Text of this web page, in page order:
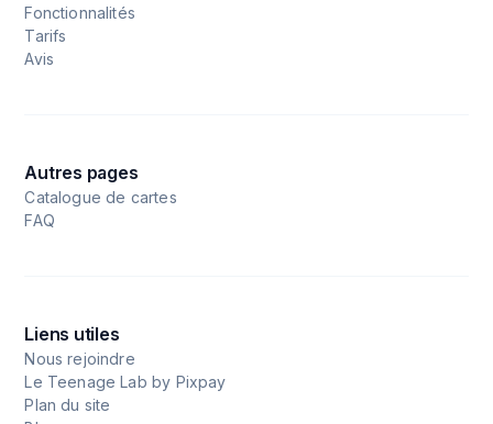
Fonctionnalités
Tarifs
Avis
Autres pages
Catalogue de cartes
FAQ
Liens utiles
Nous rejoindre
Le Teenage Lab by Pixpay
Plan du site